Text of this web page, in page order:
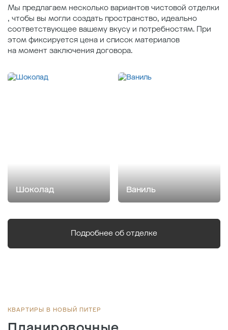
Мы предлагаем несколько вариантов чистовой отделки
, чтобы вы могли создать пространство, идеально
соответствующее вашему вкусу и потребностям. При
этом фиксируется цена и список материалов
на момент заключения договора.
Шоколад Ваниль
Подробнее об отделке
КВАРТИРЫ В НОВЫЙ ПИТЕР